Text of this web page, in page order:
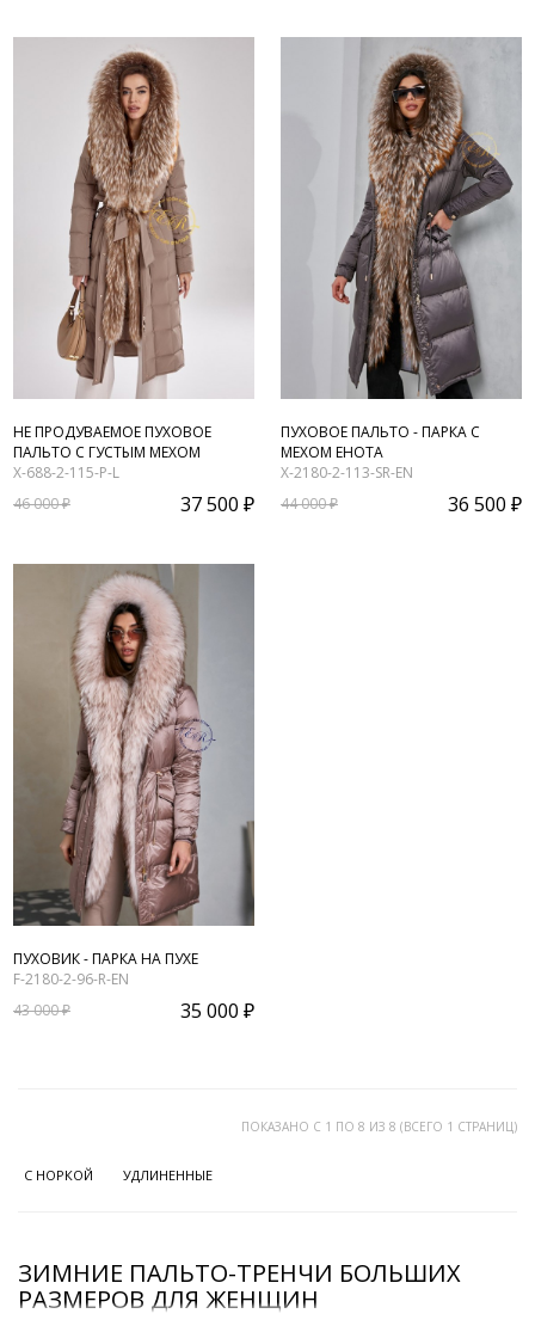
НЕ ПРОДУВАЕМОЕ ПУХОВОЕ
ПАЛЬТО С ГУСТЫМ МЕХОМ
X-688-2-115-P-L
46 000 ₽
37 500 ₽
ПУХОВОЕ ПАЛЬТО - ПАРКА С
МЕХОМ ЕНОТА
X-2180-2-113-SR-EN
44 000 ₽
36 500 ₽
ПУХОВИК - ПАРКА НА ПУХЕ
F-2180-2-96-R-EN
43 000 ₽
35 000 ₽
ПОКАЗАНО С 1 ПО 8 ИЗ 8 (ВСЕГО 1 СТРАНИЦ)
С НОРКОЙ УДЛИНЕННЫЕ
ЗИМНИЕ ПАЛЬТО-ТРЕНЧИ БОЛЬШИХ
РАЗМЕРОВ ДЛЯ ЖЕНЩИН